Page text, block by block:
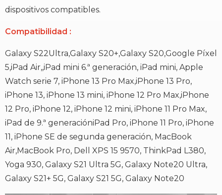
dispositivos compatibles.
Compatibilidad :
Galaxy S22Ultra,Galaxy S20+,Galaxy S20,Google Píxel
5,iPad Air,,iPad mini 6.ª generación, iPad mini, Apple
Watch serie 7, iPhone 13 Pro Max,iPhone 13 Pro,
iPhone 13, iPhone 13 mini, iPhone 12 Pro Max,iPhone
12 Pro, iPhone 12, iPhone 12 mini, iPhone 11 Pro Max,
iPad de 9.ª generacióniPad Pro, iPhone 11 Pro, iPhone
11, iPhone SE de segunda generación, MacBook
Air,MacBook Pro, Dell XPS 15 9570, ThinkPad L380,
Yoga 930, Galaxy S21 Ultra 5G, Galaxy Note20 Ultra,
Galaxy S21+ 5G, Galaxy S21 5G, Galaxy Note20